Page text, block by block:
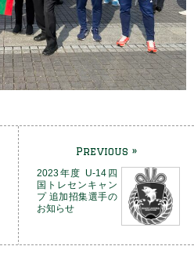
Previous »
2023年度 U-14四
国トレセンキャン
プ 追加招集選手の
お知らせ